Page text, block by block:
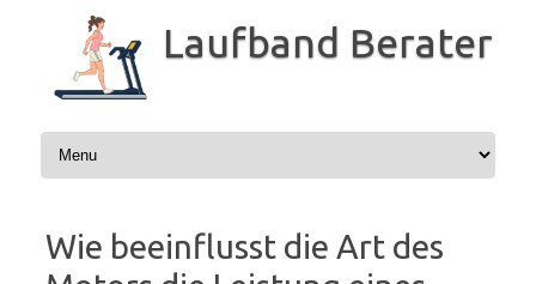
springen
Laufband Berater
Wie beeinflusst die Art des